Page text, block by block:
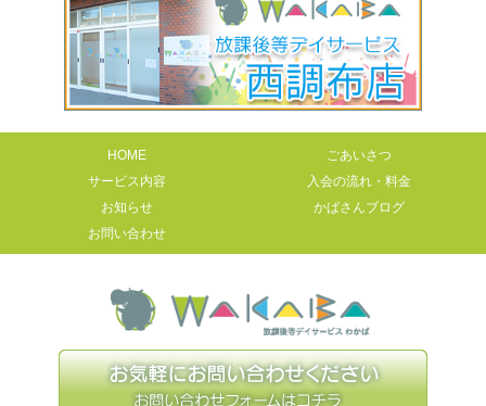
HOME
ごあいさつ
サービス内容
入会の流れ・料金
お知らせ
かばさんブログ
お問い合わせ